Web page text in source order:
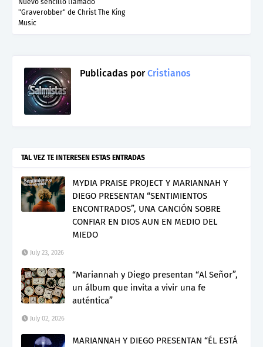
Nuevo sencillo llamado
"Graverobber" de Christ The King
Music
Publicadas porCristianos
TAL VEZ TE INTERESEN ESTAS ENTRADAS
MYDIA PRAISE PROJECT Y MARIANNAH Y
DIEGO PRESENTAN “SENTIMIENTOS
ENCONTRADOS”, UNA CANCIÓN SOBRE
CONFIAR EN DIOS AUN EN MEDIO DEL
MIEDO
July 23, 2026
“Mariannah y Diego presentan “Al Señor”,
un álbum que invita a vivir una fe
auténtica”
July 02, 2026
MARIANNAH Y DIEGO PRESENTAN “ÉL ESTÁ